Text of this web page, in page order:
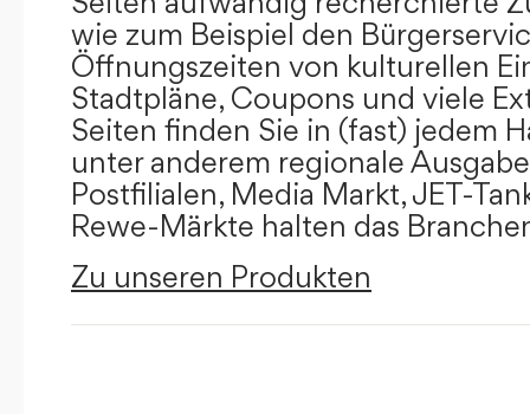
wie zum Beispiel den
Öffnungszeiten von kulturellen
Stadtpläne, Coupons und viele
Seiten finden Sie in (fast) jedem
unter anderem regionale
Postfilialen, Media Markt, JET-
Rewe-Märkte halten das
Zu unseren Produkten